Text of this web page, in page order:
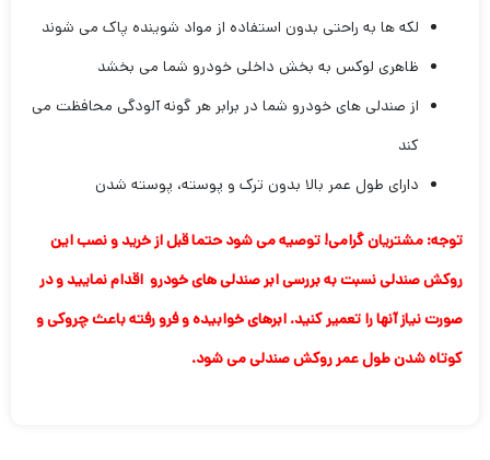
لکه ها به راحتی بدون استفاده از مواد شوینده پاک می شوند
ظاهری لوکس به بخش داخلی خودرو شما می بخشد
از صندلی های خودرو شما در برابر هر گونه آلودگی محافظت می
کند
دارای طول عمر بالا بدون ترک و پوسته، پوسته شدن
توجه: مشتریان گرامی! توصیه می شود حتما قبل از خرید و نصب این
روکش صندلی نسبت به بررسی ابر صندلی های خودرو اقدام نمایید و در
صورت نیاز آنها را تعمیر کنید. ابرهای خوابیده و فرو رفته باعث چروکی و
کوتاه شدن طول عمر روکش صندلی می شود.